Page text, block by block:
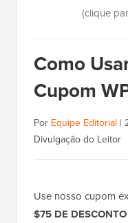
(clique
Como
Cupom
Por Equipe Editorial |
Divulgação do Leitor
Use nosso cupom
$75 DE DESCONTO